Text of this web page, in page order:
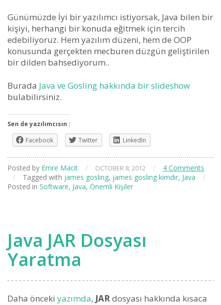
Günümüzde İyi bir yazılımcı istiyorsak, Java bilen bir
kişiyi, herhangi bir konuda eğitmek için tercih
edebiliyoruz. Hem yazılım düzeni, hem de OOP
konusunda gerçekten mecburen düzgün geliştirilen
bir dilden bahsediyorum..
Burada Java ve Gosling hakkında bir slideshow
bulabilirsiniz.
Sen de yazılımcısın :
Facebook
Twitter LinkedIn
Posted by Emre Macit / OCTOBER 8, 2012 /
4 Comments
/
Tagged with james gosling, james gosling kimdir, Java
/
Posted in Software, Java, Önemli Kişiler
Java JAR Dosyası
Yaratma
Daha önceki yazımda, JARdosyası hakkında kısaca